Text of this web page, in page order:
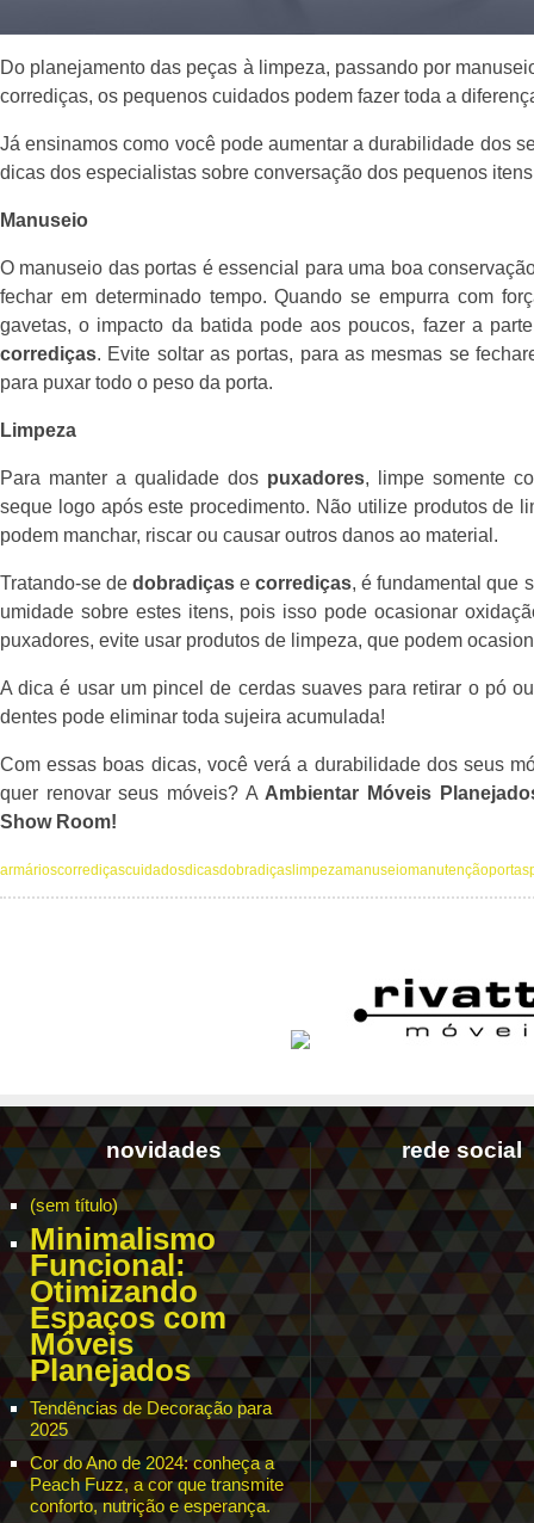
Do planejamento das peças à limpeza, passando por
corrediças, os pequenos cuidados podem fazer toda a
Já ensinamos como você pode aumentar a durabilidade dos
dicas dos especialistas sobre conversação dos pequenos
Manuseio
O manuseio das portas é essencial para uma boa
fechar em determinado tempo. Quando se empurra com
gavetas, o impacto da batida pode aos poucos, fazer a
corrediças. Evite soltar as portas, para as mesmas se
para puxar todo o peso da porta.
Limpeza
Para manter a qualidade dos puxadores, limpe somente
seque logo após este procedimento. Não utilize produtos de
podem manchar, riscar ou causar outros danos ao material.
Tratando-se dedobradiças ecorrediças, é fundamental que
umidade sobre estes itens, pois isso pode ocasionar
puxadores, evite usar produtos de limpeza, que podem
A dica é usar um pincel de cerdas suaves para retirar o pó
dentes pode eliminar toda sujeira acumulada!
Com essas boas dicas, você verá a durabilidade dos seus
quer renovar seus móveis? A Ambientar Móveis
Show Room!
armárioscorrediçascuidadosdicasdobradiças limpezamanuseiomanutençãoportas
novidades
(sem título)
Minimalismo
Funcional:
Otimizando
Espaços com
Móveis
Planejados
Tendências de Decoração para
2025
Cor do Ano de 2024: conheça a
Peach Fuzz, a cor que transmite
conforto, nutrição e esperança.
rede social